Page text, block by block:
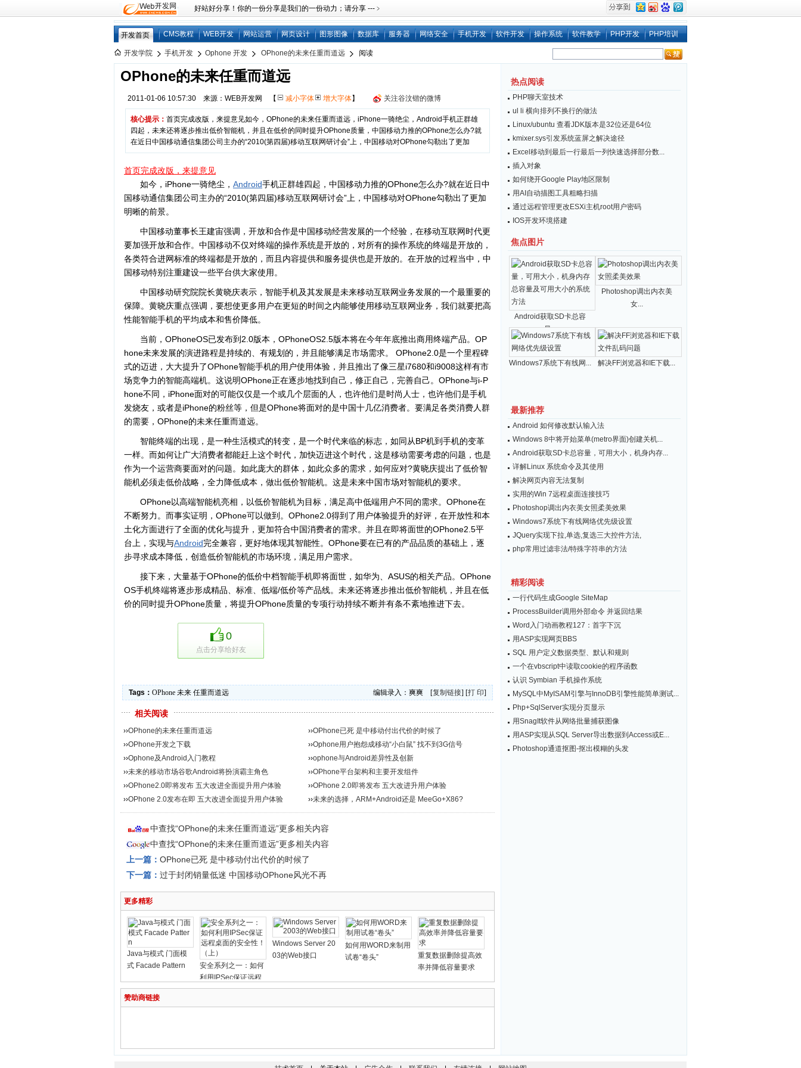
好站好分享！你的一份分享是我们的一份动力；请分享 ---﹥
开发首页 CMS教程 WEB开发 网站运营 网页设计 图形图像 数据库 服务器 网络安全 手机开发 软件开发 操作系统 软件教学 PHP开发 PHP培训
开发学院 手机开发 Ophone 开发 OPhone的未来任重而道远 阅读
OPhone的未来任重而道远
2011-01-06 10:57:30 来源：WEB开发网 【 减小字体 增大字体】 关注谷汶锴的微博
核心提示： 首页完成改版，来提意见如今，OPhone的未来任重而道远，iPhone一骑绝尘，Android手机正群雄
四起，未来还将逐步推出低价智能机，并且在低价的同时提升OPhone质量，中国移动力推的OPhone怎么办?就
在近日中国移动通信集团公司主办的“2010(第四届)移动互联网研讨会”上，中国移动对OPhone勾勒出了更加
首页完成改版，来提意见
如今，iPhone一骑绝尘， Android手机正群雄四起，中国移动力推的OPhone怎么办?就在近日中
国移动通信集团公司主办的“2010(第四届)移动互联网研讨会”上，中国移动对OPhone勾勒出了更加
明晰的前景。
中国移动董事长王建宙强调，开放和合作是中国移动经营发展的一个经验，在移动互联网时代更
要加强开放和合作。中国移动不仅对终端的操作系统是开放的，对所有的操作系统的终端是开放的，
各类符合进网标准的终端都是开放的，而且内容提供和服务提供也是开放的。在开放的过程当中，中
国移动特别注重建设一些平台供大家使用。
中国移动研究院院长黄晓庆表示，智能手机及其发展是未来移动互联网业务发展的一个最重要的
保障。黄晓庆重点强调，要想使更多用户在更短的时间之内能够使用移动互联网业务，我们就要把高
性能智能手机的平均成本和售价降低。
当前，OPhoneOS已发布到2.0版本，OPhoneOS2.5版本将在今年年底推出商用终端产品。OP
hone未来发展的演进路程是持续的、有规划的，并且能够满足市场需求。 OPhone2.0是一个里程碑
式的迈进，大大提升了OPhone智能手机的用户使用体验，并且推出了像三星i7680和i9008这样有市
场竞争力的智能高端机。这说明OPhone正在逐步地找到自己，修正自己，完善自己。OPhone与i-P
hone不同，iPhone面对的可能仅仅是一个或几个层面的人，也许他们是时尚人士，也许他们是手机
发烧友，或者是iPhone的粉丝等，但是OPhone将面对的是中国十几亿消费者。要满足各类消费人群
的需要，OPhone的未来任重而道远。
智能终端的出现，是一种生活模式的转变，是一个时代来临的标志，如同从BP机到手机的变革
一样。而如何让广大消费者都能赶上这个时代，加快迈进这个时代，这是移动需要考虑的问题，也是
作为一个运营商要面对的问题。如此庞大的群体，如此众多的需求，如何应对?黄晓庆提出了低价智
能机必须走低价战略，全力降低成本，做出低价智能机。这是未来中国市场对智能机的要求。
OPhone以高端智能机亮相，以低价智能机为目标，满足高中低端用户不同的需求。OPhone在
不断努力。而事实证明，OPhone可以做到。OPhone2.0得到了用户体验提升的好评，在开放性和本
土化方面进行了全面的优化与提升，更加符合中国消费者的需求。并且在即将面世的OPhone2.5平
台上，实现与Android完全兼容，更好地体现其智能性。OPhone要在已有的产品品质的基础上，逐
步寻求成本降低，创造低价智能机的市场环境，满足用户需求。
接下来，大量基于OPhone的低价中档智能手机即将面世，如华为、ASUS的相关产品。OPhone
OS手机终端将逐步形成精品、标准、低端/低价等产品线。未来还将逐步推出低价智能机，并且在低
价的同时提升OPhone质量，将提升OPhone质量的专项行动持续不断并有条不紊地推进下去。
0
点击分享给好友
Tags： OPhone 未来 任重而道远 编辑录入：爽爽 [复制链接] [打 印]
相关阅读
››OPhone的未来任重而道远 ››OPhone已死 是中移动付出代价的时候了
››OPhone开发之下载 ››Ophone用户抱怨成移动“小白鼠” 找不到3G信号
››Ophone及Android入门教程 ››ophone与Android差异性及创新
››未来的移动市场谷歌Android将扮演霸主角色 ››OPhone平台架构和主要开发组件
››OPhone2.0即将发布 五大改进全面提升用户体验 ››OPhone 2.0即将发布 五大改进升用户体验
››OPhone 2.0发布在即 五大改进全面提升用户体验 ››未来的选择，ARM+Android还是 MeeGo+X86?
中查找“OPhone的未来任重而道远”更多相关内容
中查找“OPhone的未来任重而道远”更多相关内容
上一篇： OPhone已死 是中移动付出代价的时候了
下一篇： 过于封闭销量低迷 中国移动OPhone风光不再
更多精彩
Java与模式 门面模
式 Facade Pattern
安全系列之一：如何
利用IPSec保证远程
桌面的安全性！
Windows Server 20
03的Web接口
如何用WORD来制用
试卷“卷头”
重复数据删除提高效
率并降低容量要求
赞助商链接
热点阅读
PHP聊天室技术
ul li 横向排列不换行的做法
Linux/ubuntu 查看JDK版本是32位还是64位
kmixer.sys引发系统蓝屏之解决途径
Excel移动到最后一行最后一列快速选择部分数...
插入对象
如何绕开Google Play地区限制
用AI自动描图工具粗略扫描
通过远程管理更改ESXi主机root用户密码
IOS开发环境搭建
焦点图片
Android获取SD卡总容
量...
Photoshop调出内衣美
女...
Windows7系统下有线网... 解决FF浏览器和IE下载...
最新推荐
Android 如何修改默认输入法
Windows 8中将开始菜单(metro界面)创建关机...
Android获取SD卡总容量，可用大小，机身内存...
详解Linux 系统命令及其使用
解决网页内容无法复制
实用的Win 7远程桌面连接技巧
Photoshop调出内衣美女照柔美效果
Windows7系统下有线网络优先级设置
JQuery实现下拉,单选,复选三大控件方法,
php常用过滤非法/特殊字符串的方法
精彩阅读
一行代码生成Google SiteMap
ProcessBuilder调用外部命令 并返回结果
Word入门动画教程127：首字下沉
用ASP实现网页BBS
SQL 用户定义数据类型、默认和规则
一个在vbscript中读取cookie的程序函数
认识 Symbian 手机操作系统
MySQL中MyISAM引擎与InnoDB引擎性能简单测试...
Php+SqlServer实现分页显示
用SnagIt软件从网络批量捕获图像
用ASP实现从SQL Server导出数据到Access或E...
Photoshop通道抠图-抠出模糊的头发